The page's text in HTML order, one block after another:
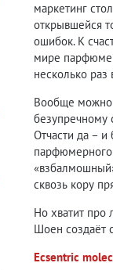
маркетинг
открывшейся
ошибок. К
мире
несколько
Вообще можно
безупречному
Отчасти да – и
парфюмерного
сквозь кору
Но хватит про
Шоен создаёт
Ecsentric